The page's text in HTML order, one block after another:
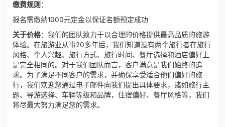
缴费规则 ：
报名需缴纳1000元定金以保证名额预定成功
关于价格：我们的团队致力于以合理的价格提供最高品质的旅游
体验。在旅游业从事20多年后，我们知道没有两个旅行者在旅行
风格、个人兴趣、旅行方式、旅行时间、餐厅选择和酒店偏好上
是完全相同的。对于我们团队而言，客户满意是我们始终的追
求。为了满足不同客户的需求，并确保享受适合他们偏好的旅
行，我们欢迎您通过电子邮件向我们提出具体要求，诸如旅行主
题、导游选择、车辆等级和品牌，住宿偏好、餐厅风格等，我们
将尽最大努力满足您的需求。